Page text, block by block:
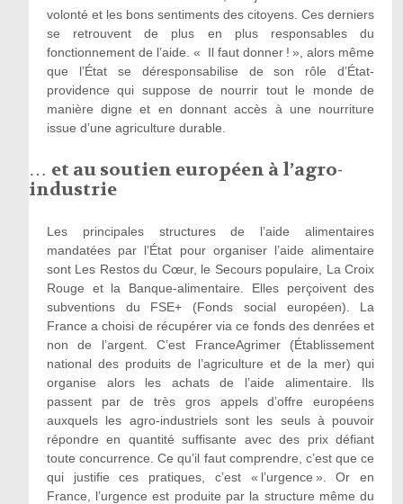
volonté et les bons sentiments des citoyens. Ces derniers
se retrouvent de plus en plus responsables du
fonctionnement de l’aide. « Il faut donner ! », alors même
que l’État se déresponsabilise de son rôle d’État-
providence qui suppose de nourrir tout le monde de
manière digne et en donnant accès à une nourriture
issue d’une agriculture durable.
… et au soutien européen à l’agro-
industrie
Les principales structures de l’aide alimentaires
mandatées par l’État pour organiser l’aide alimentaire
sont Les Restos du Cœur, le Secours populaire, La Croix
Rouge et la Banque-alimentaire. Elles perçoivent des
subventions du FSE+ (Fonds social européen). La
France a choisi de récupérer via ce fonds des denrées et
non de l’argent. C’est FranceAgrimer (Établissement
national des produits de l’agriculture et de la mer) qui
organise alors les achats de l’aide alimentaire. Ils
passent par de très gros appels d’offre européens
auxquels les agro-industriels sont les seuls à pouvoir
répondre en quantité suffisante avec des prix défiant
toute concurrence. Ce qu’il faut comprendre, c’est que ce
qui justifie ces pratiques, c’est « l’urgence ». Or en
France, l’urgence est produite par la structure même du